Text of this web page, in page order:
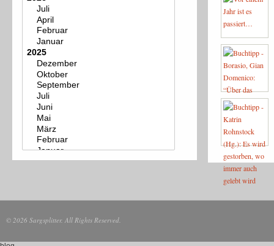
© 2026 Sargsplitter. All Rights Reserved.